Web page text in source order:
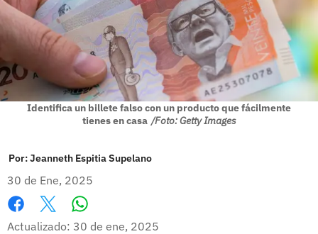
Identifica un billete falso con un producto que fácilmente
tienes en casa /Foto: Getty Images
Por:Jeanneth Espitia Supelano
30 de Ene, 2025
Facebook
X
Actualizado: 30 de ene, 2025